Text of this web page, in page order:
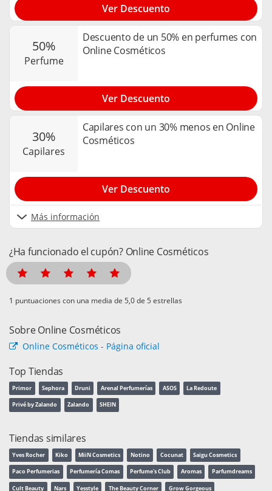
Ver Descuento
50%
perfume
Descuento de un 50% en perfumes con
Online Cosméticos
Ver Descuento
30%
capilares
Capilares con un 30% menos en Online
Cosméticos
Más información
Ver Descuento
¿Ha funcionado el cupón? Online Cosméticos
puntuaciones con una media de de 5 estrellas
Sobre Online Cosméticos
Online Cosméticos - Página oficial
Top Tiendas
Primor Sephora Druni Arenal Perfumerías ASOS La Redoute
Privé by Zalando Zalando SHEIN
Tiendas similares
Yves Rocher Kiko MiiN Cosmetics Notino Cocunat Saigu Cosmetics
Paco Perfumerias Perfumería Comas Perfume's Club Aromas Parfumdreams
Cult Beauty Nars Yesstyle The Beauty Corner Grow Gorgeous